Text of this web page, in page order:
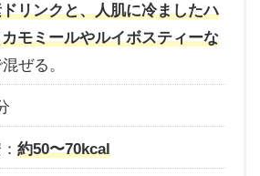
リンクと、人肌に冷ましたハ
モミールやルイボスティーな
ぜる。
約50〜70kcal